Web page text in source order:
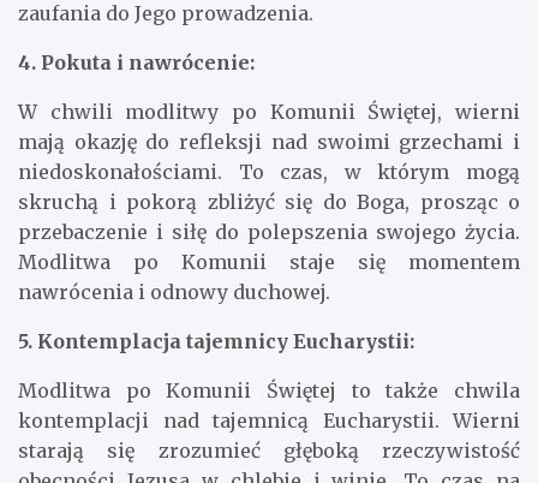
zaufania do Jego prowadzenia.
4. Pokuta i nawrócenie:
W chwili modlitwy po Komunii Świętej, wierni
mają okazję do refleksji nad swoimi grzechami i
niedoskonałościami. To czas, w którym mogą
skruchą i pokorą zbliżyć się do Boga, prosząc o
przebaczenie i siłę do polepszenia swojego życia.
Modlitwa po Komunii staje się momentem
nawrócenia i odnowy duchowej.
5. Kontemplacja tajemnicy Eucharystii:
Modlitwa po Komunii Świętej to także chwila
kontemplacji nad tajemnicą Eucharystii. Wierni
starają się zrozumieć głęboką rzeczywistość